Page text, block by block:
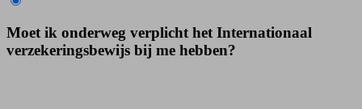
Moet ik onderweg verplicht het Internationaal
verzekeringsbewijs bij me hebben?